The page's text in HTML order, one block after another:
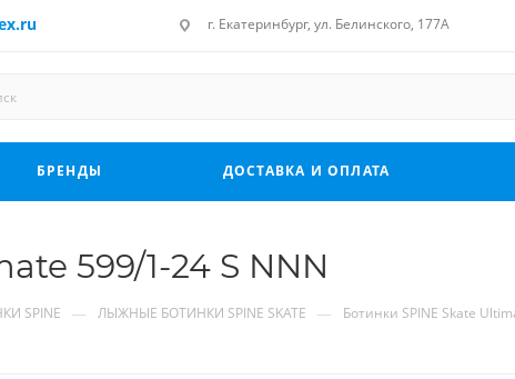
г. Екатеринбург, ул. Белинского, 177А
БРЕНДЫ ДОСТАВКА И ОПЛАТА
599/1-24 S NNN
SPINE — ЛЫЖНЫЕ БОТИНКИ SPINE SKATE — Ботинки SPINE Skate